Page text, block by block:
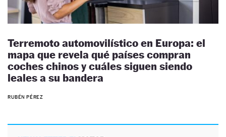
Terremoto automovilístico en Europa: el
mapa que revela qué países compran
coches chinos y cuáles siguen siendo
leales a su bandera
RUBÉN PÉREZ